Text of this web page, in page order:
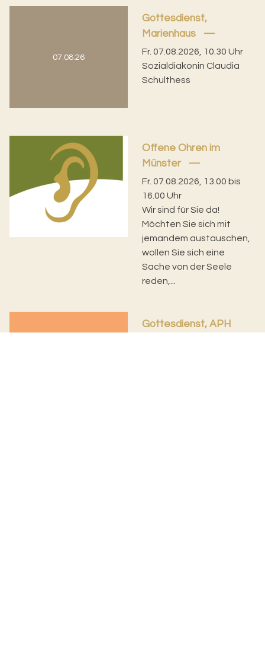
07.08.26
Gottesdienst,
Marienhaus
Fr. 07.08.2026, 10.30 Uhr
Sozialdiakonin Claudia
Schulthess
Offene Ohren im
Münster
Fr. 07.08.2026, 13.00 bis
16.00 Uhr
Wir sind für Sie da!
Möchten Sie sich mit
jemandem austauschen,
wollen Sie sich eine
Sache von der Seele
reden,...
Gottesdienst, APH